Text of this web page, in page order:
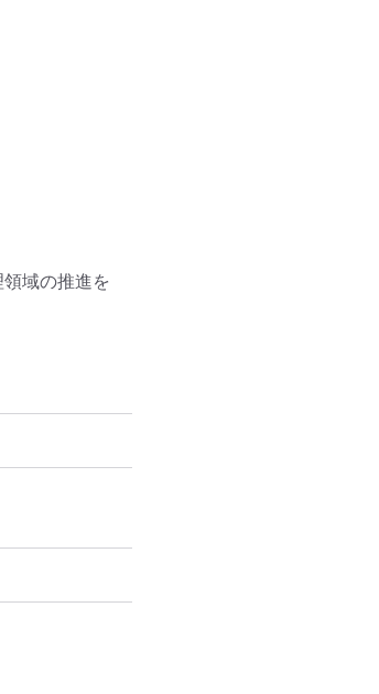
域の推進を